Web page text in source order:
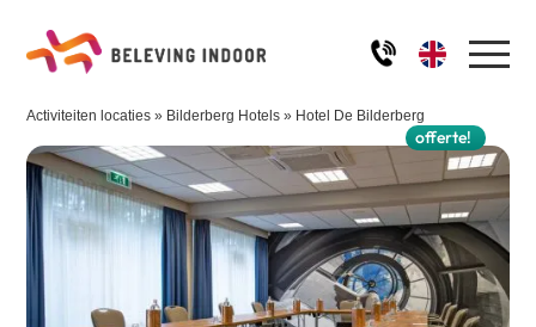
offerte!
Home
Activiteiten
Robinson aan Tafel
De Alleskunner
Activiteiten locaties » Bilderberg Hotels » Hotel De Bilderberg